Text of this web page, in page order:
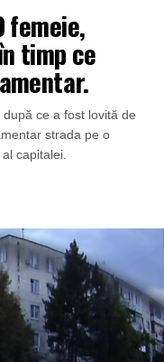
femeie,
timp ce
ce a fost lovită de
strada pe o
capitalei.